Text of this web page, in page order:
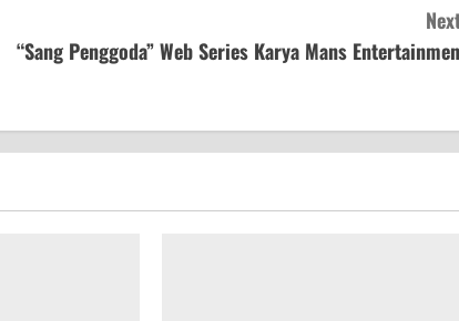
“Sang Penggoda” Web Series Karya Mans